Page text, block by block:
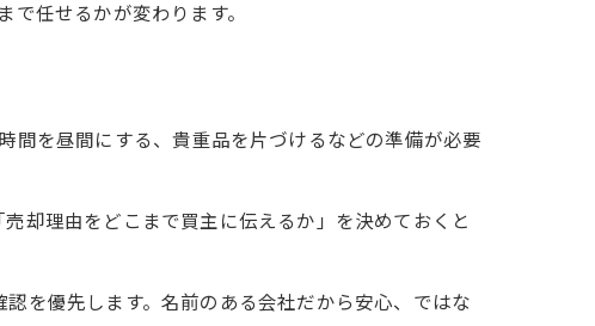
任せるかが変わります。
間を昼間にする、貴重品を片づけるなどの準備が必要
却理由をどこまで買主に伝えるか」を決めておくと
を優先します。名前のある会社だから安心、ではな